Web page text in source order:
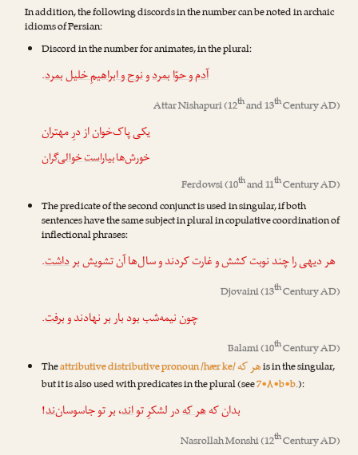
In addition, the following discords in the number can be noted in archaic
idioms of Persian:
Discord in the number for animates, in the plural:
آدم و حوّابمردونوح و ابراهیمِ خلیلبمرد.
Attar Nishapuri(12thand 13thCentury AD)
یکی پاک‌خوان از درِ مهتران
خورش‌هابیاراستخوالی‌گران
Ferdowsi(10thand 11thCentury AD)
The predicate of the second conjunct is used in singular, if both
sentences have the same subject in plural in copulative coordination of
inflectional phrases:
هر دیهی را چند نوبت کشش و غارت کردند و سال‌ها آن تشویش برداشت.
Djovaini(13thCentury AD)
چون نیمه‌شب بود بار بر نهادند وبرفت.
Balami(10thCentury AD)
Theattributive distributive pronoun /hær ke/هر کهis in the singular,
but it is also used with predicates in the plural (see7•۸•b•b.):
بدان کههر کهدر لشکرِ تواند، بر تو جاسوسان‌ند!
Nasrollah Monshi(12thCentury AD)